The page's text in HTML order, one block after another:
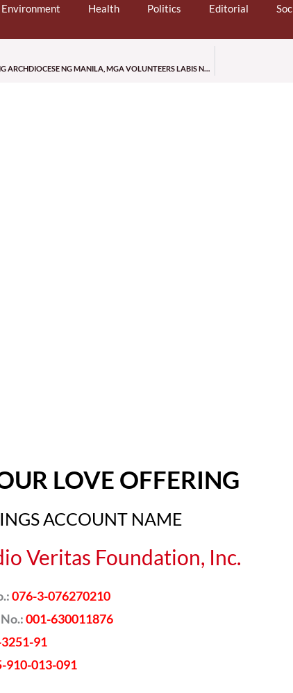
Environment Health Politics Editorial
SUNOG SA PAROLA COMPOUND, IKINALUNGKOT NG ARCHDIOCESE NG MANILA, MGA VOLUNTEERS LABIS NA PINASASALAMATAN
LOVE OFFERING
ACCOUNT NAME
Veritas Foundation, Inc.
076-3-076270210
001-630011876
91
910-013-091